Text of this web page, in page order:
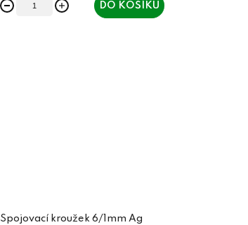
DO KOŠÍKU
Spojovací kroužek 6/1mm Ag